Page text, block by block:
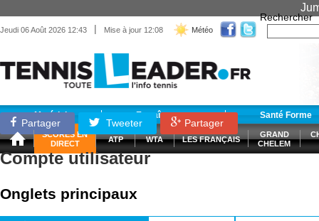
Jeudi 06 Août 2026 12:43 | Mise à jour 12:08 Météo
Rechercher
Matériel Entraînement Santé Forme
SCORES EN
DIRECT
ATP WTA LES FRANÇAIS
GRAND
CHELEM
Partager Tweeter Partager
Compte utilisateur
Onglets principaux